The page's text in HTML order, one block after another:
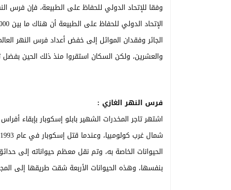
وفقا للإتحاد الدولي للحفاظ على الطبيعة، فإن فرس
الجائر وفقدان الموائل إلى خفض أعداد فرس النهر
والعشرين، ولكن السكان استقروا منذ ذلك الحين بفضل
فرس النهر الغازي :
اشتهر تاجر المخدرات الشهير بابلو إسكوبار بإبقاء
الحيوانات الخاصة به، وتم نقل معظم حيواناته إلى
بنفسها، وهذه الحيوانات الأربعة شقت طريقها إلى